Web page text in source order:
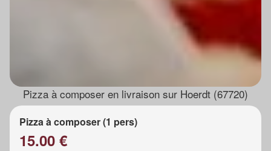
Pizza à composer en livraison sur Hoerdt (67720)
Pizza à composer (1 pers)
15.00 €